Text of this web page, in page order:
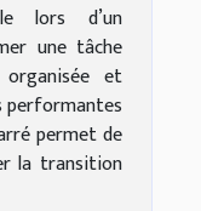
lors d’un
une tâche
et
performantes
permet de
la transition